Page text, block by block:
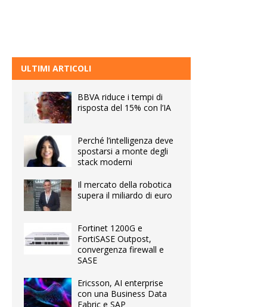
ULTIMI ARTICOLI
BBVA riduce i tempi di
risposta del 15% con l’IA
Perché l’intelligenza deve
spostarsi a monte degli
stack moderni
Il mercato della robotica
supera il miliardo di euro
Fortinet 1200G e
FortiSASE Outpost,
convergenza firewall e
SASE
Ericsson, AI enterprise
con una Business Data
Fabric e SAP